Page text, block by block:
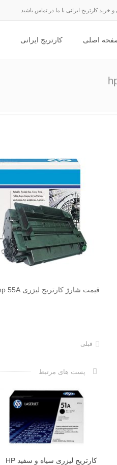
کارتریج ایرانی با ما در تماس باشید
اصلی کارتریج ایرانی
قیمت شارژ کارتریج لیزری hp 55A
قبلی
پست های مرتبط
کارتریج لیزری سیاه و سفید HP